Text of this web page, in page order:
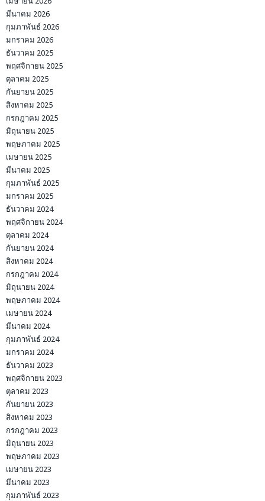
มีนาคม 2026
กุมภาพันธ์ 2026
มกราคม 2026
ธันวาคม 2025
พฤศจิกายน 2025
ตุลาคม 2025
กันยายน 2025
สิงหาคม 2025
กรกฎาคม 2025
มิถุนายน 2025
พฤษภาคม 2025
เมษายน 2025
มีนาคม 2025
กุมภาพันธ์ 2025
มกราคม 2025
ธันวาคม 2024
พฤศจิกายน 2024
ตุลาคม 2024
กันยายน 2024
สิงหาคม 2024
กรกฎาคม 2024
มิถุนายน 2024
พฤษภาคม 2024
เมษายน 2024
มีนาคม 2024
กุมภาพันธ์ 2024
มกราคม 2024
ธันวาคม 2023
พฤศจิกายน 2023
ตุลาคม 2023
กันยายน 2023
สิงหาคม 2023
กรกฎาคม 2023
มิถุนายน 2023
พฤษภาคม 2023
เมษายน 2023
มีนาคม 2023
กุมภาพันธ์ 2023